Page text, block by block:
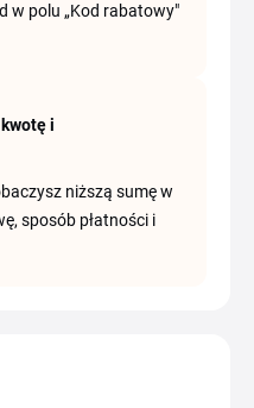
w polu „Kod rabatowy"
i
niższą sumę w
sposób płatności i